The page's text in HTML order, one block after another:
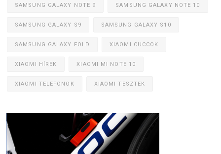
SAMSUNG GALAXY NOTE 9 SAMSUNG GALAXY NOTE 10
SAMSUNG GALAXY S9 SAMSUNG GALAXY S10
SAMSUNG GALAXY FOLD XIAOMI CUCCOK
XIAOMI HÍREK XIAOMI MI NOTE 10
XIAOMI TELEFONOK XIAOMI TESZTEK